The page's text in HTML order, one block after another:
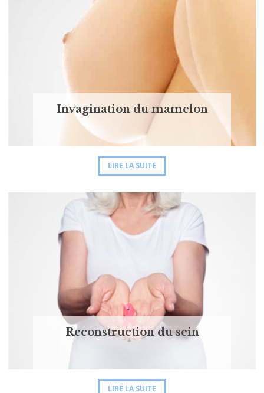
Invagination du mamelon
LIRE LA SUITE
Reconstruction du sein
LIRE LA SUITE